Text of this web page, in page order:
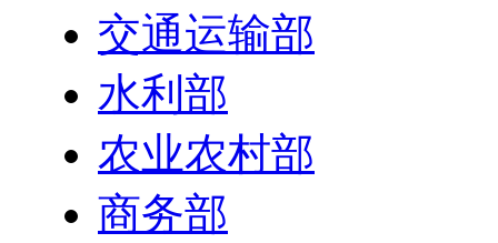
交通运输部
水利部
农业农村部
商务部